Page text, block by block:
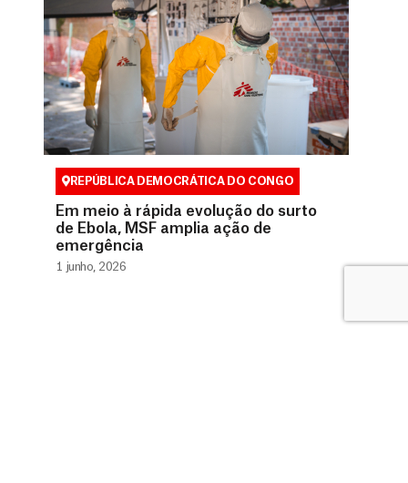
REPÚBLICA DEMOCRÁTICA DO CONGO
Em meio à rápida evolução do surto
de Ebola, MSF amplia ação de
emergência
1 junho, 2026